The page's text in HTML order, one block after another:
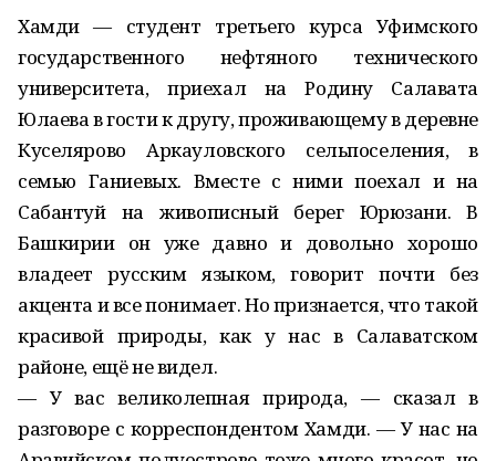
Хамди — студент третьего курса Уфимского
государственного нефтяного технического
университета, приехал на Родину Салавата
Юлаева в гости к другу, проживающему в деревне
Куселярово Аркауловского сельпоселения, в
семью Ганиевых. Вместе с ними поехал и на
Сабантуй на живописный берег Юрюзани. В
Башкирии он уже давно и довольно хорошо
владеет русским языком, говорит почти без
акцента и все понимает. Но признается, что такой
красивой природы, как у нас в Салаватском
районе, ещё не видел.
— У вас великолепная природа, — сказал в
разговоре с корреспондентом Хамди. — У нас на